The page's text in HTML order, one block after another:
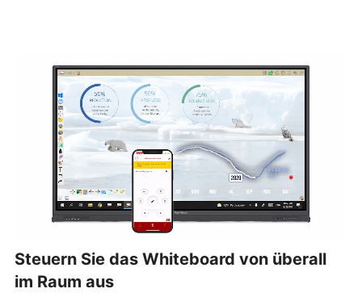
Steuern Sie das Whiteboard von überall
im Raum aus